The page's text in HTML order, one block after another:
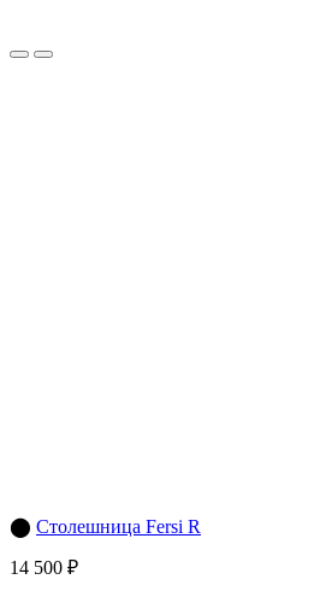
⬤ Столешница Fersi R
14 500 ₽